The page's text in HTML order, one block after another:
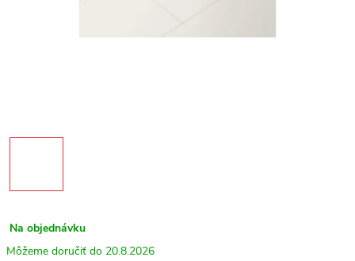
Na objednávku
20.8.2026